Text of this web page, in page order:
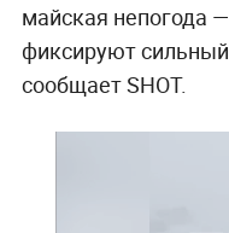
майская непогода
фиксируют сильный
сообщает SHOT.